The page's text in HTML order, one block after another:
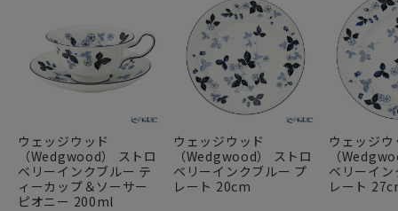
ウェッジウッド
（Wedgwood） ストロ
ベリーインクブルー テ
ィーカップ＆ソーサー
ピオニー 200ml
ウェッジウッド
（Wedgwood） ストロ
ベリーインクブルー プ
レート 20cm
ウェッジウ
（
ベリーイ
レート